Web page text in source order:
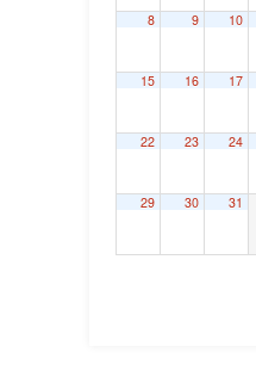
8 9 10
15 16 17
22 23 24
29 30 31